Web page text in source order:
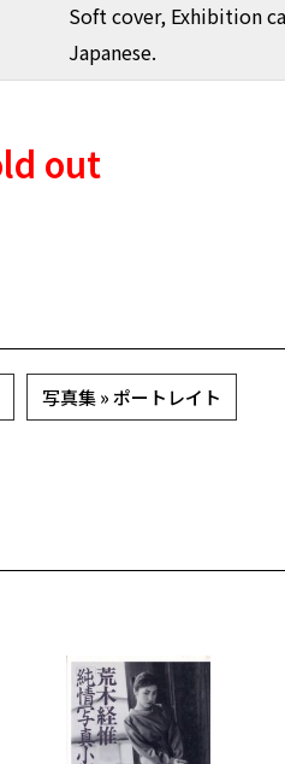
Soft cover, Exhibition
Japanese.
out
写真集 » ポートレイト